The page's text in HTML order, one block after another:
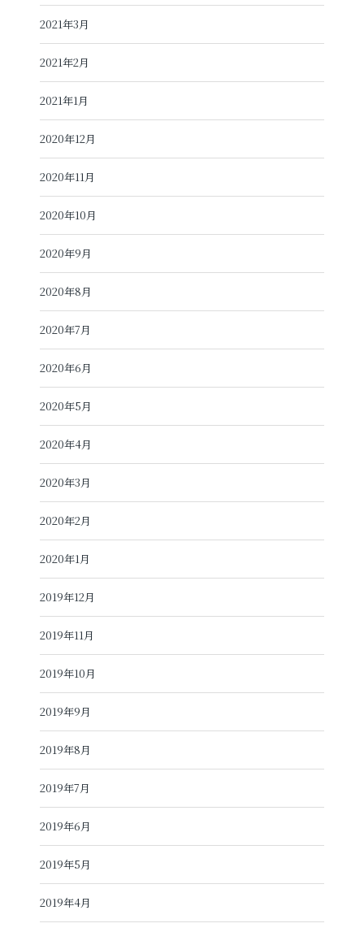
2021年3月
2021年2月
2021年1月
2020年12月
2020年11月
2020年10月
2020年9月
2020年8月
2020年7月
2020年6月
2020年5月
2020年4月
2020年3月
2020年2月
2020年1月
2019年12月
2019年11月
2019年10月
2019年9月
2019年8月
2019年7月
2019年6月
2019年5月
2019年4月